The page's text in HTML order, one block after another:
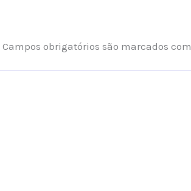
Campos obrigatórios são marcados com